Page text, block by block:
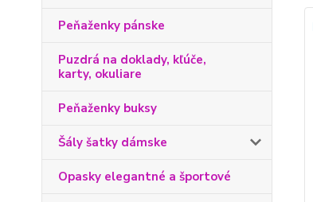
Peňaženky pánske
Puzdrá na doklady, kľúče,
karty, okuliare
Peňaženky buksy
Šály šatky dámske
Opasky elegantné a športové